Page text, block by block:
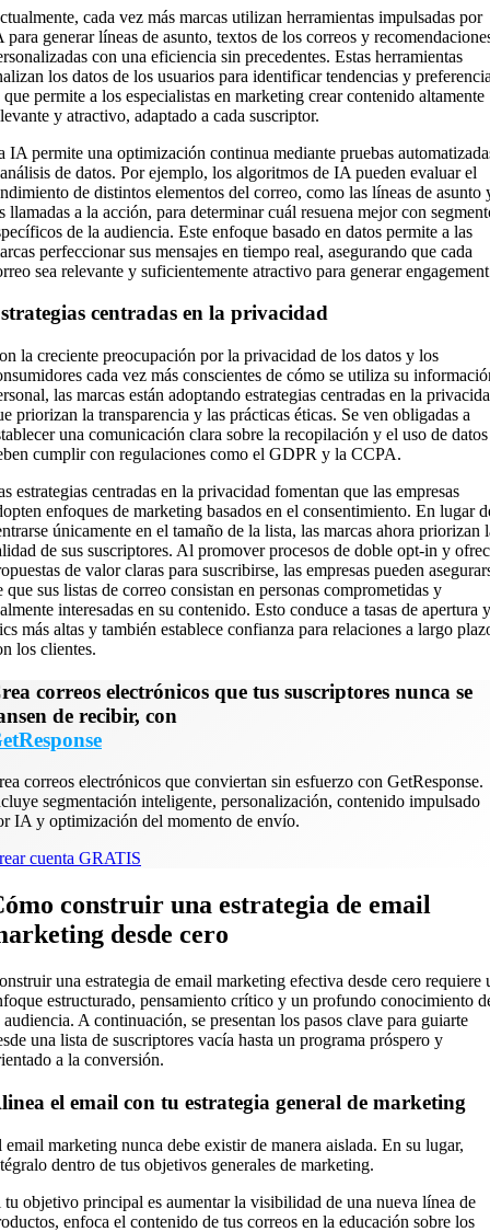
cada vez más marcas utilizan herramientas impulsadas por
para generar líneas de asunto, textos de los correos y
con una eficiencia sin precedentes. Estas herramientas
los datos de los usuarios para identificar tendencias y
permite a los especialistas en marketing crear contenido altamente
y atractivo, adaptado a cada suscriptor.
IA permite una optimización continua mediante pruebas
de datos. Por ejemplo, los algoritmos de IA pueden evaluar el
de distintos elementos del correo, como las líneas de asunto
llamadas a la acción, para determinar cuál resuena mejor con
de la audiencia. Este enfoque basado en datos permite a las
perfeccionar sus mensajes en tiempo real, asegurando que cada
sea relevante y suficientemente atractivo para generar
centradas en la privacidad
la creciente preocupación por la privacidad de los datos y los
cada vez más conscientes de cómo se utiliza su
las marcas están adoptando estrategias centradas en la
priorizan la transparencia y las prácticas éticas. Se ven obligadas a
una comunicación clara sobre la recopilación y el uso de
cumplir con regulaciones como el GDPR y la CCPA.
estrategias centradas en la privacidad fomentan que las empresas
enfoques de marketing basados en el consentimiento. En lugar
únicamente en el tamaño de la lista, las marcas ahora priorizan
de sus suscriptores. Al promover procesos de doble opt-in y
de valor claras para suscribirse, las empresas pueden
que sus listas de correo consistan en personas comprometidas y
interesadas en su contenido. Esto conduce a tasas de apertura y
más altas y también establece confianza para relaciones a largo
los clientes.
correos electrónicos que tus suscriptores nunca se
de recibir, con
correos electrónicos que conviertan sin esfuerzo con GetResponse.
segmentación inteligente, personalización, contenido impulsado
IA y optimización del momento de envío.
cuenta GRATIS
construir una estrategia de email
desde cero
una estrategia de email marketing efectiva desde cero requiere
estructurado, pensamiento crítico y un profundo conocimiento
audiencia. A continuación, se presentan los pasos clave para guiarte
una lista de suscriptores vacía hasta un programa próspero y
a la conversión.
el email con tu estrategia general de marketing
email marketing nunca debe existir de manera aislada. En su lugar,
dentro de tus objetivos generales de marketing.
tu objetivo principal es aumentar la visibilidad de una nueva línea de
enfoca el contenido de tus correos en la educación sobre los